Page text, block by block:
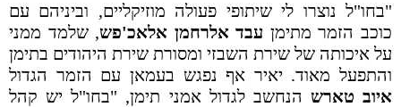
"בחו"ל נוצרו לי שיתופי פעולה מוזיקליים, וביניהם עם
כוכב הזמר מתימן עבד אלרחמן אלאכ'פש, שלמד ממני
על איכותה של שירת השבזי ומסורת שירת היהודים בתימן
והתפעל מאוד. יאיר אף נפגש בעמאן עם הזמר הגדול
איוב טארש הנחשב לגדול אמני תימן, "בחו"ל יש קהל